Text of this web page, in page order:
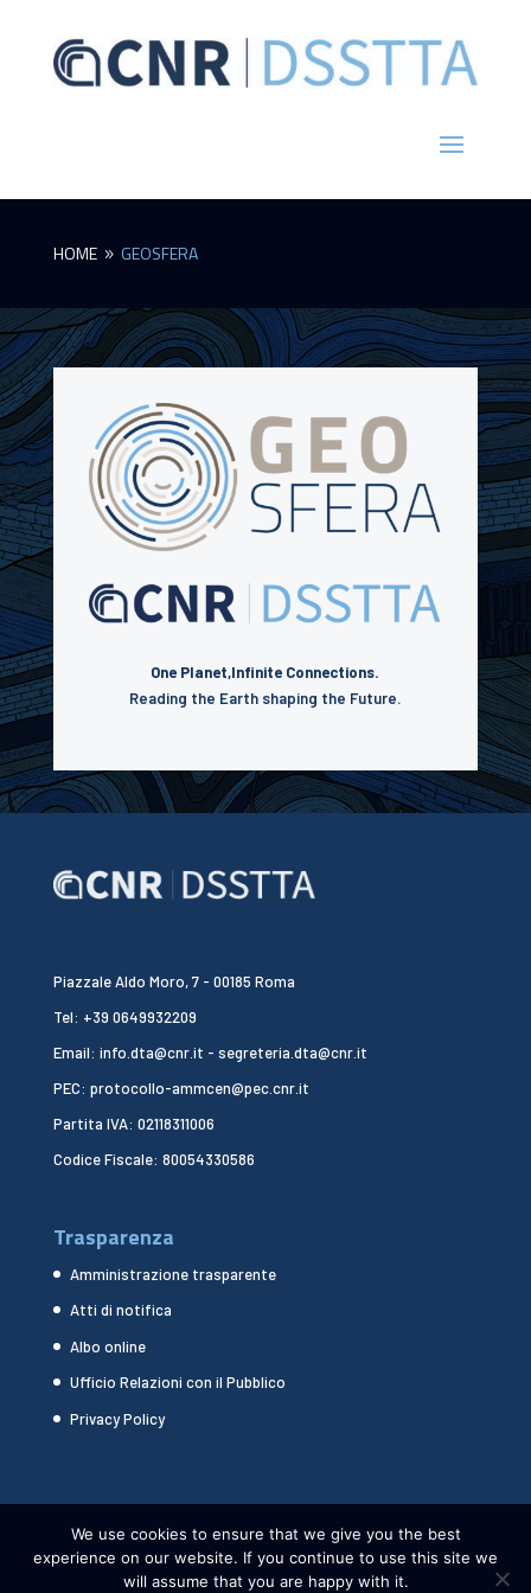
HOME 9 GEOSFERA
One Planet,Infinite Connections.
Reading the Earth shaping the Future.
Piazzale Aldo Moro, 7 - 00185 Roma
Tel: +39 0649932209
Email: info.dta@cnr.it - segreteria.dta@cnr.it
PEC: protocollo-ammcen@pec.cnr.it
Partita IVA: 02118311006
Codice Fiscale: 80054330586
Trasparenza
Amministrazione trasparente
Atti di notifica
Albo online
Ufficio Relazioni con il Pubblico
Privacy Policy
We use cookies to ensure that we give you the best
experience on our website. If you continue to use this site we
will assume that you are happy with it.